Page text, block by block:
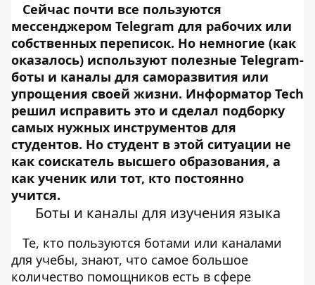
Сейчас почти все пользуются
мессенджером Telegram для рабочих или
собственных переписок. Но немногие (как
оказалось) используют полезные Telegram-
боты и каналы для саморазвития или
упрощения своей жизни. Информатор Tech
решил исправить это и сделал подборку
самых нужных инструментов для
студентов. Но студент в этой ситуации не
как соискатель высшего образования, а
как ученик или тот, кто постоянно
учится.
Боты и каналы для изучения языка
Те, кто пользуются ботами или каналами
для учебы, знают, что самое большое
количество помощников есть в сфере